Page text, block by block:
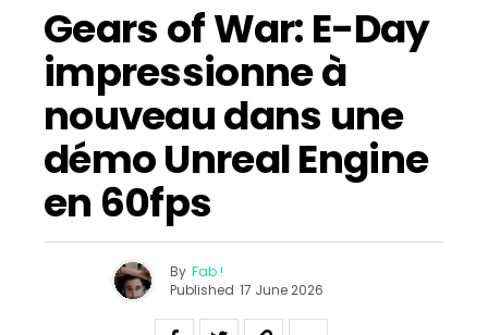
Gears of War: E-Day
impressionne à
nouveau dans une
démo Unreal Engine
en 60fps
By Fab !
Published 17 June 2026